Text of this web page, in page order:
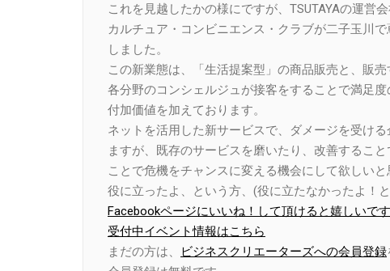
これを見越したかの様にですが、TSUTAYAの運営
カルチュア・コンビニエンス・クラブが二子玉川
しました。
この新業態は、「生活提案型」の商品販売と、販
各分野のコンシェルジュが接客をすることで満足
付加価値を加えております。
ネットを活用した新サービスで、ダメージを受け
ますが、既存のサービスを磨いたり、改善するこ
ことで危機をチャンスに変える機会にして欲しいと
役に立ったよ、という方、(役に立たなかったよ！
Facebookページにいいね！して頂けると嬉しいです
受付中イベント情報はこちら
まだの方は、
ビジネスクリエーターズへの会員登録